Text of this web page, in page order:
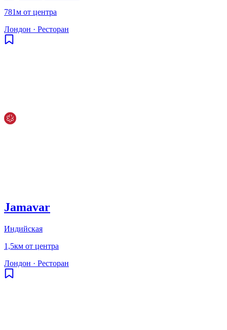
781м от центра
Лондон · Ресторан
Jamavar
Индийская
1,5км от центра
Лондон · Ресторан